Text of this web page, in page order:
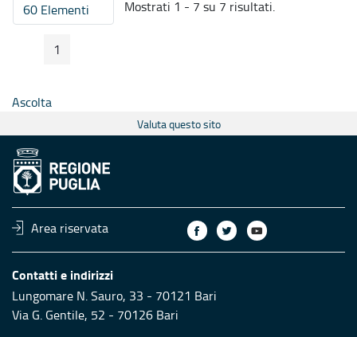
60 ElementiPer pagina
Mostrati 1 - 7 su 7 risultati.
Pagina Precedente
Pagina
1
Ascolta
Valuta questo sito
Area riservata
Contatti e indirizzi
Lungomare N. Sauro, 33 - 70121 Bari
Via G. Gentile, 52 - 70126 Bari